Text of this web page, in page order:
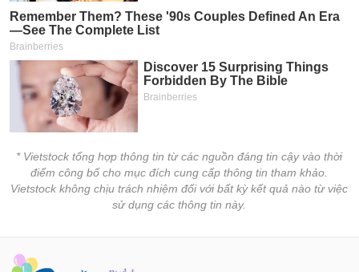
* Vietstock tổng hợp thông tin từ các nguồn đáng tin cậy vào thời
điểm công bố cho mục đích cung cấp thông tin tham khảo.
Vietstock không chịu trách nhiệm đối với bất kỳ kết quả nào từ việc
sử dụng các thông tin này.